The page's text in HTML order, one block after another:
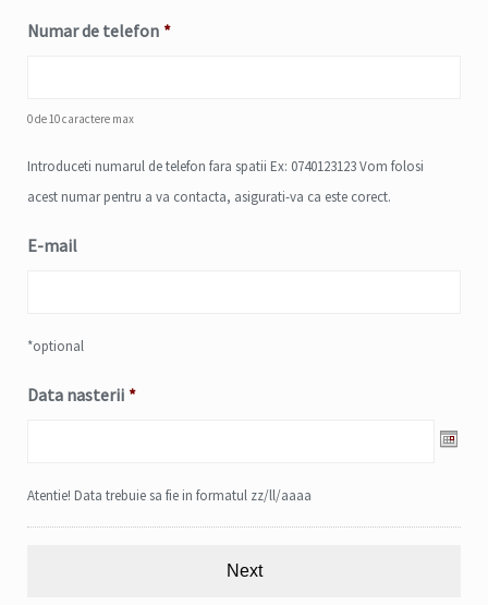
Numar de telefon *
0 de 10 caractere max
Introduceti numarul de telefon fara spatii Ex: 0740123123 Vom folosi
acest numar pentru a va contacta, asigurati-va ca este corect.
E-mail
*optional
Data nasterii *
Atentie! Data trebuie sa fie in formatul zz/ll/aaaa